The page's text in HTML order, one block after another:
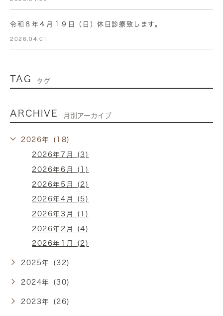
令和８年４月１９日（日）休日診療致します。
2026.04.01
TAG タグ
ARCHIVE 月別アーカイブ
2026年 (18)
2026年7月 (3)
2026年6月 (1)
2026年5月 (2)
2026年4月 (5)
2026年3月 (1)
2026年2月 (4)
2026年1月 (2)
2025年 (32)
2024年 (30)
2023年 (26)